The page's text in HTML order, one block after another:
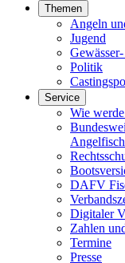
Themen
Angeln
Jugend
Politik
Service
Wie
DAFV
Digitaler
Zahlen
Termine
Presse